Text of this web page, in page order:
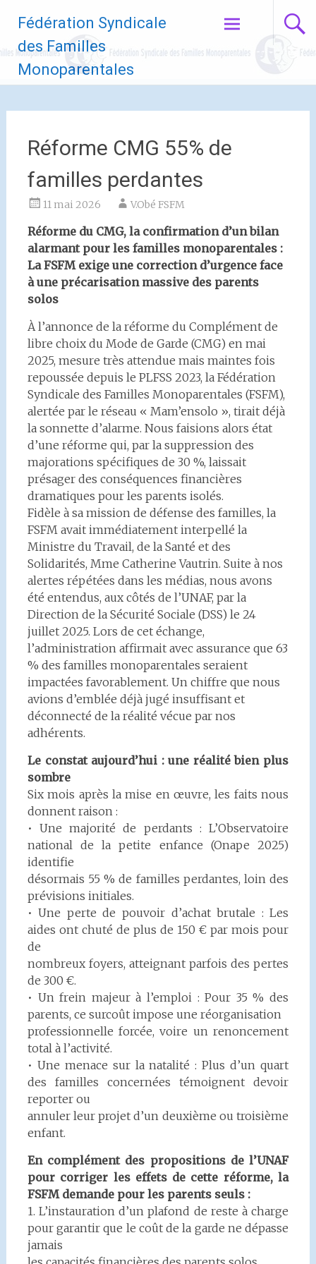
contenu
principal
Fédération Syndicale
des Familles
Monoparentales
Réforme CMG 55% de
familles perdantes
11 mai 2026 V.Obé FSFM
Réforme du CMG, la confirmation d’un bilan
alarmant pour les familles monoparentales :
La FSFM exige une correction d’urgence face
à une précarisation massive des parents
solos
À l’annonce de la réforme du Complément de
libre choix du Mode de Garde (CMG) en mai
2025, mesure très attendue mais maintes fois
repoussée depuis le PLFSS 2023, la Fédération
Syndicale des Familles Monoparentales (FSFM),
alertée par le réseau « Mam’ensolo », tirait déjà
la sonnette d’alarme. Nous faisions alors état
d’une réforme qui, par la suppression des
majorations spécifiques de 30 %, laissait
présager des conséquences financières
dramatiques pour les parents isolés.
Fidèle à sa mission de défense des familles, la
FSFM avait immédiatement interpellé la
Ministre du Travail, de la Santé et des
Solidarités, Mme Catherine Vautrin. Suite à nos
alertes répétées dans les médias, nous avons
été entendus, aux côtés de l’UNAF, par la
Direction de la Sécurité Sociale (DSS) le 24
juillet 2025. Lors de cet échange,
l’administration affirmait avec assurance que 63
% des familles monoparentales seraient
impactées favorablement. Un chiffre que nous
avions d’emblée déjà jugé insuffisant et
déconnecté de la réalité vécue par nos
adhérents.
Le constat aujourd’hui : une réalité bien plus
sombre
Six mois après la mise en œuvre, les faits nous
donnent raison :
• Une majorité de perdants : L’Observatoire
national de la petite enfance (Onape 2025)
identifie
désormais 55 % de familles perdantes, loin des
prévisions initiales.
• Une perte de pouvoir d’achat brutale : Les
aides ont chuté de plus de 150 € par mois pour
de
nombreux foyers, atteignant parfois des pertes
de 300 €.
• Un frein majeur à l’emploi : Pour 35 % des
parents, ce surcoût impose une réorganisation
professionnelle forcée, voire un renoncement
total à l’activité.
• Une menace sur la natalité : Plus d’un quart
des familles concernées témoignent devoir
reporter ou
annuler leur projet d’un deuxième ou troisième
enfant.
En complément des propositions de l’UNAF
pour corriger les effets de cette réforme, la
FSFM demande pour les parents seuls :
1. L’instauration d’un plafond de reste à charge
pour garantir que le coût de la garde ne dépasse
jamais